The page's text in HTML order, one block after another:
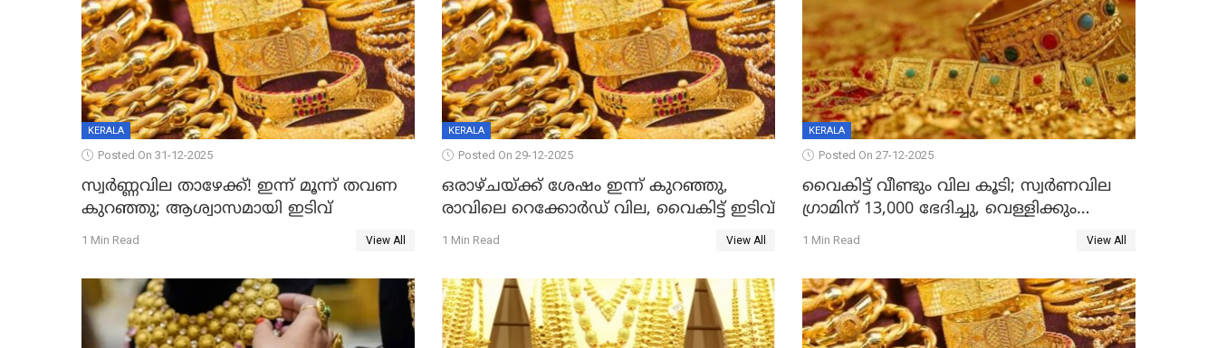
KERALA
Posted On 31-12-2025
സ്വർണ്ണവില താഴേക്ക്! ഇന്ന് മൂന്ന് തവണ
കുറഞ്ഞു; ആശ്വാസമായി ഇടിവ്
1 Min Read View All
KERALA
Posted On 29-12-2025
ഒരാഴ്ചയ്ക്ക് ശേഷം ഇന്ന് കുറഞ്ഞു,
രാവിലെ റെക്കോർഡ് വില, വൈകിട്ട് ഇടിവ്
1 Min Read View All
KERALA
Posted On 27-12-2025
വൈകിട്ട് വീണ്ടും വില കൂടി; സ്വർണവില
ഗ്രാമിന് 13,000 ഭേദിച്ചു, വെള്ളിക്കും
റെക്കോർഡ്
1 Min Read View All